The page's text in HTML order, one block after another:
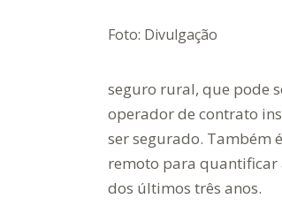
Foto: Divulgação
seguro rural, que pode
operador de contrato
ser segurado. Também
remoto para quantificar
dos últimos três anos.